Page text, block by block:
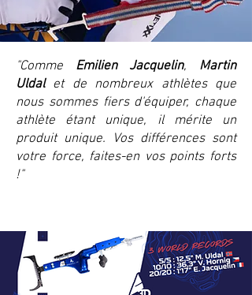
"Comme Emilien Jacquelin, Martin
Uldalet de nombreux athlètes que
nous sommes fiers d'équiper, chaque
athlète étant unique, il mérite un
produit unique. Vos différences sont
votre force, faites-en vos points forts
!"